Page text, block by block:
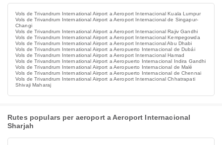
Vols de Trivandrum International Airport a Aeroport Internacional Kuala Lumpur
Vols de Trivandrum International Airport a Aeroport Internacional de Singapur-
Changi
Vols de Trivandrum International Airport a Aeroport Internacional Rajiv Gandhi
Vols de Trivandrum International Airport a Aeroport Internacional Kempegowda
Vols de Trivandrum International Airport a Aeroport Internacional Abu Dhabi
Vols de Trivandrum International Airport a Aeropuerto Internacional de Dubái
Vols de Trivandrum International Airport a Aeroport Internacional Hamad
Vols de Trivandrum International Airport a Aeropuerto Internacional Indira Gandhi
Vols de Trivandrum International Airport a Aeropuerto Internacional de Malé
Vols de Trivandrum International Airport a Aeropuerto Internacional de Chennai
Vols de Trivandrum International Airport a Aeroport Internacional Chhatrapati
Shivaji Maharaj
Rutes populars per aeroport a Aeroport Internacional
Sharjah